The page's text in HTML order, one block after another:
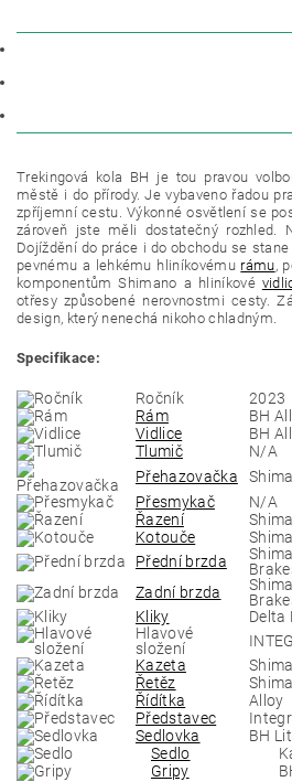
Trekingová kola BH je tou pravou
městě i do přírody. Je vybaveno řadou
zpříjemní cestu. Výkonné osvětlení se
zároveň jste měli dostatečný rozhled.
Dojíždění do práce i do obchodu se
pevnému a lehkému hliníkovému rámu,
komponentům Shimano a hliníkové
otřesy způsobené nerovnostmi cesty.
design, který nenechá nikoho chladným.
Specifikace:
Ročník
2023
Rám
BH
Vidlice
BH
Tlumič
N/A
Přehazovačka
Přesmykač
N/A
Řazení
Kotouče
Přední brzda
Zadní brzda
Kliky
Delta
Hlavové
složení
Kazeta
Řetěz
Řídítka
Alloy
Představec
Sedlovka
BH
Sedlo
Gripy